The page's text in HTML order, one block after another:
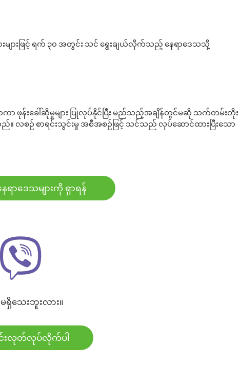
ျားဖြင့် ရက် ၃၀ အတွင်း သင် ရွေးချယ်လိုက်သည့် နေရာဒေသသို့
ကာ ဖုန်းခေါ်ဆိုမှုများ ပြုလုပ်နိုင်ပြီး မည်သည့်အချိန်တွင်မဆို သက်တမ်းတိုး
လစဉ် စာရင်းသွင်းမှု အစီအစဉ်ဖြင့် သင်သည် လုပ်ဆောင်ထားပြီးသော
ရာဒေသများကို ရှာရန်
မရှိသေးဘူးလား။
င်းလုတ်လုပ်လိုက်ပါ